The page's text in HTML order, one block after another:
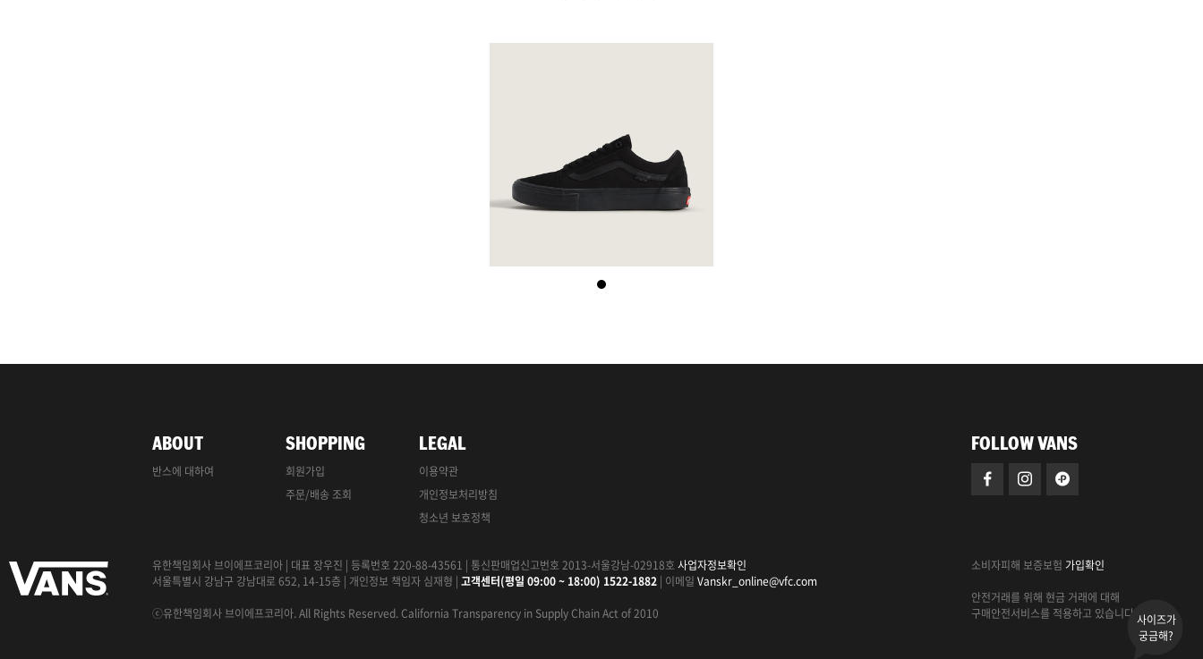
ABOUT
반스에 대하여
SHOPPING
회원가입
주문/배송 조회
LEGAL
이용약관
개인정보처리방침
청소년 보호정책
FOLLOW VANS
유한책임회사 브이에프코리아 | 대표 장우진 | 등록번호 220-88-43561 | 통신판매업신고번호 2013-서울강남-02918호 사업자정보확인
서울특별시 강남구 강남대로 652, 14-15층 | 개인정보 책임자 심재형 | 고객센터(평일 09:00 ~ 18:00) 1522-1882 | 이메일 Vanskr_online@vfc.com
ⓒ유한책임회사 브이에프코리아. All Rights Reserved.California Transparency in Supply Chain Act of 2010
소비자피해 보증보험 가입확인
안전거래를 위해 현금 거래에 대해
구매안전서비스를 적용하고 있습니다. 사이즈가
궁금해?